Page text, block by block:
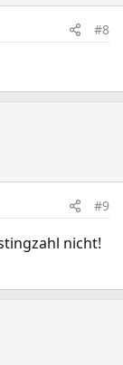
#8
#9
nicht!